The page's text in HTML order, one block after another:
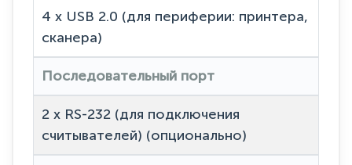
4 x USB 2.0 (для периферии: принтера,
сканера)
Последовательный порт
2 x RS-232 (для подключения
считывателей) (опционально)